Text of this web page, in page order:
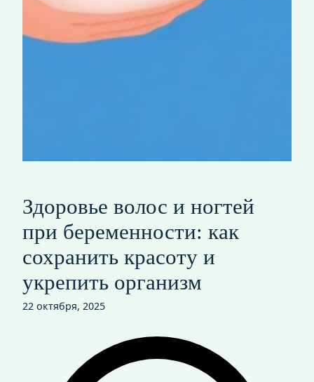
Здоровье волос и ногтей
при беременности: как
сохранить красоту и
укрепить организм
22 октября, 2025